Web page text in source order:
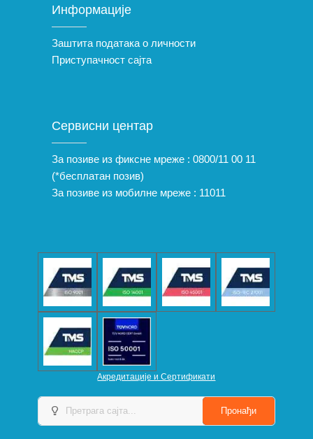
Информације
Заштита података о личности
Приступачност сајта
Сервисни центар
За позиве из фиксне мреже : 0800/11 00 11
(*бесплатан позив)
За позиве из мобилне мреже : 11011
Акредитације и Сертификати